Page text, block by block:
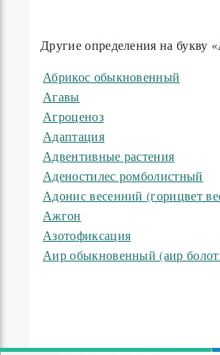
Другие определения на букву
Абрикос обыкновенный
Агавы
Агроценоз
Адаптация
Адвентивные растения
Аденостилес ромболистный
Адонис весенний (горицвет
Ажгон
Азотофиксация
Аир обыкновенный (аир